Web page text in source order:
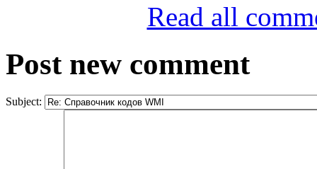
Read all
Post new comment
Subject: